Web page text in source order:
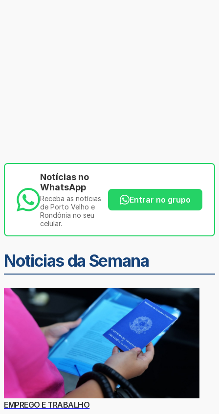
Notícias no
WhatsApp
Receba as notícias
de Porto Velho e
Rondônia no seu
celular.
Entrar no grupo
Noticias da Semana
EMPREGO E TRABALHO